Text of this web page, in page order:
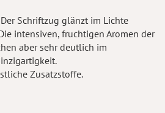
Schriftzug glänzt im Lichte
intensiven, fruchtigen Aromen der
aber sehr deutlich im
Zusatzstoffe.